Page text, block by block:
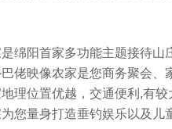
绵阳首家多功能主题接待山
佬映像农家是您商务聚会、
理位置优越，交通便利,有
您量身打造垂钓娱乐以及儿